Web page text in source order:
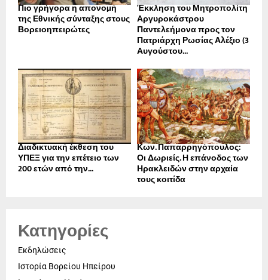
Πιο γρήγορα η απονοµή
της Εθνικής σύνταξης στους
Βορειοηπειρώτες
Έκκληση του Μητροπολίτη
Αργυροκάστρου
Παντελεήμονα προς τον
Πατριάρχη Ρωσίας Αλέξιο (3
Αυγούστου...
Διαδικτυακή έκθεση του
ΥΠΕΞ για την επέτειο των
200 ετών από την...
Κων. Παπαρρηγόπουλος:
Οι Δωριείς. Η επάνοδος των
Ηρακλειδών στην αρχαία
τους κοιτίδα
Κατηγορίες
Εκδηλώσεις
Ιστορία Βορείου Ηπείρου